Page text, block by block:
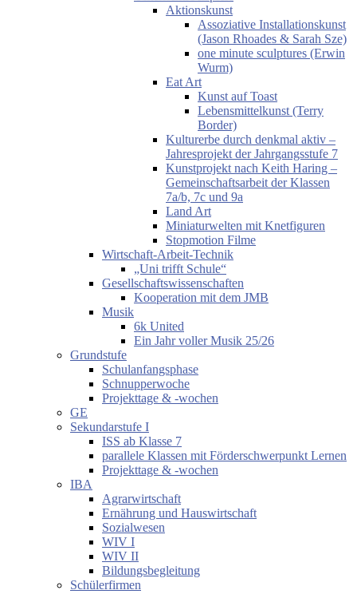
Aktionskunst
Assoziative Installationskunst
(Jason Rhoades & Sarah Sze)
one minute sculptures (Erwin
Wurm)
Eat Art
Kunst auf Toast
Lebensmittelkunst (Terry
Border)
Kulturerbe durch denkmal aktiv –
Jahresprojekt der Jahrgangsstufe 7
Kunstprojekt nach Keith Haring –
Gemeinschaftsarbeit der Klassen
7a/b, 7c und 9a
Land Art
Miniaturwelten mit Knetfiguren
Stopmotion Filme
Wirtschaft-Arbeit-Technik
„Uni trifft Schule“
Gesellschaftswissenschaften
Kooperation mit dem JMB
Musik
6k United
Ein Jahr voller Musik 25/26
Grundstufe
Schulanfangsphase
Schnupperwoche
Projekttage & -wochen
GE
Sekundarstufe I
ISS ab Klasse 7
parallele Klassen mit Förderschwerpunkt Lernen
Projekttage & -wochen
IBA
Agrarwirtschaft
Ernährung und Hauswirtschaft
Sozialwesen
WIV I
WIV II
Bildungsbegleitung
Schülerfirmen